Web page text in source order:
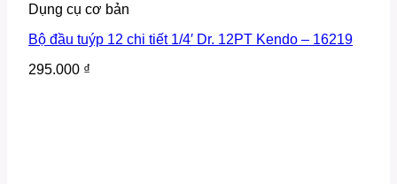
Dụng cụ cơ bản
Bộ đầu tuýp 12 chi tiết 1/4′ Dr. 12PT Kendo – 16219
295.000 ₫